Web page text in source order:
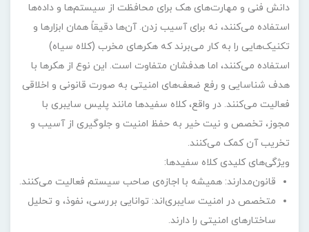
دانش فنی و مهارت‌های هک برای محافظت از سیستم‌ها و داده‌ها
استفاده می‌کنند، نه برای آسیب زدن. آن‌ها دقیقاً همان ابزارها و
تکنیک‌هایی را به ‌کار می‌برند که هکرهای مخرب (کلاه سیاه)
استفاده می‌کنند، اما هدفشان متفاوت است. این نوع از هکرها با
هدف شناسایی و رفع ضعف‌های امنیتی به‌ صورت قانونی و اخلاقی
فعالیت می‌کنند. در واقع، کلاه سفیدها مانند پلیس سایبری با
مجوز، تخصص و نیت خیر به حفظ امنیت و جلوگیری از آسیب و
تخریب آن کمک می‌کنند.
ویژگی‌های کلیدی کلاه سفیدها:
قانون‌مدارند: همیشه با اجازه‌ی صاحب سیستم فعالیت می‌کنند.
متخصص در امنیت سایبری‌اند: توانایی بررسی، نفوذ، و تحلیل
ساختارهای امنیتی را دارند.